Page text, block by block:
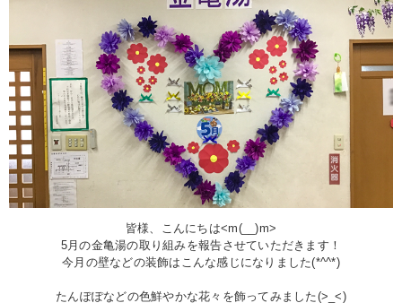
皆様、こんにちは<m(__)m>
5月の金亀湯の取り組みを報告させていただきます！
今月の壁などの装飾はこんな感じになりました(*^^*)
たんぽぽなどの色鮮やかな花々を飾ってみました(>_<)